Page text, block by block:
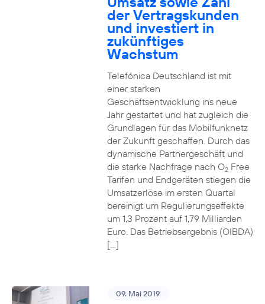
der Vertragskunden
und investiert in
zukünftiges
Wachstum
Telefónica Deutschland ist mit
einer starken
Geschäftsentwicklung ins neue
Jahr gestartet und hat zugleich die
Grundlagen für das Mobilfunknetz
der Zukunft geschaffen. Durch das
dynamische Partnergeschäft und
die starke Nachfrage nach O2Free
Tarifen und Endgeräten stiegen die
Umsatzerlöse im ersten Quartal
bereinigt um Regulierungseffekte
um 1,3 Prozent auf 1,79 Milliarden
Euro. Das Betriebsergebnis (OIBDA)
[…]
09. Mai 2019